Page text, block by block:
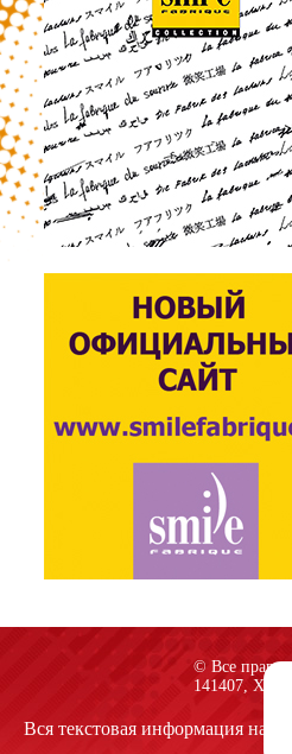
© Все права
141407,
Вся текстовая информация на